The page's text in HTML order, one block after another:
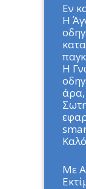
Εν
Η
Η
άρα,
Με